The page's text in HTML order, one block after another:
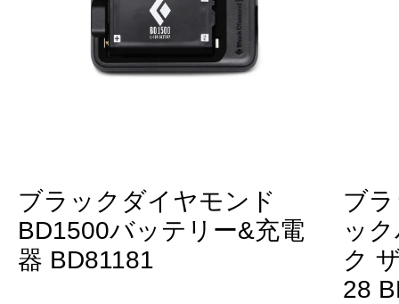
ブラックダイヤモンド
BD1500バッテリー&充電
器 BD81181
ブ
ッ
ク
28